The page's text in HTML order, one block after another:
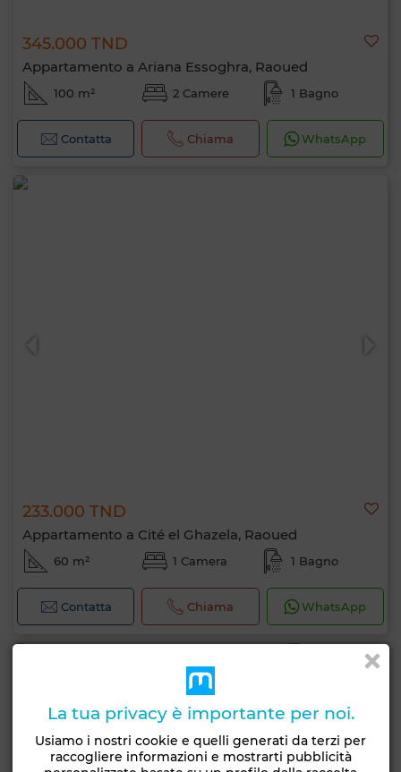
345.000 TND
Appartamento a Ariana Essoghra, Raoued
100 m² 2 Camere 1 Bagno
Contatta Chiama WhatsApp
233.000 TND
Appartamento a Cité el Ghazela, Raoued
60 m² 1 Camera 1 Bagno
Contatta Chiama WhatsApp
La tua privacy è importante per noi.
Usiamo i nostri cookie e quelli generati da terzi per
raccogliere informazioni e mostrarti pubblicità